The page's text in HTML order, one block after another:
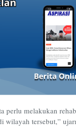
perlu melakukan
wilayah tersebut,”